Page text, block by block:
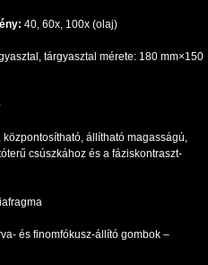
40, 60х, 100x (olaj)
tárgyasztal mérete: 180 mm×150
központosítható, állítható magasságú,
csúszkához és a fáziskontraszt-
és finomfókusz-állító gombok –